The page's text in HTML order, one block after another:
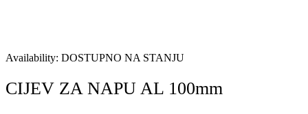
Availability: DOSTUPNO NA STANJU
CIJEV ZA NAPU AL 100mm